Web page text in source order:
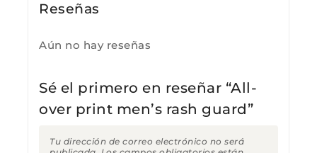
Reseñas
Aún no hay reseñas
Sé el primero en reseñar “All-
over print men’s rash guard”
Tu dirección de correo electrónico no será